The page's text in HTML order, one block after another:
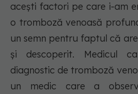
acești factori pe care i-am
o tromboză venoasă
un semn pentru faptul că
și descoperit. Medicul
diagnostic de tromboză
un medic care a